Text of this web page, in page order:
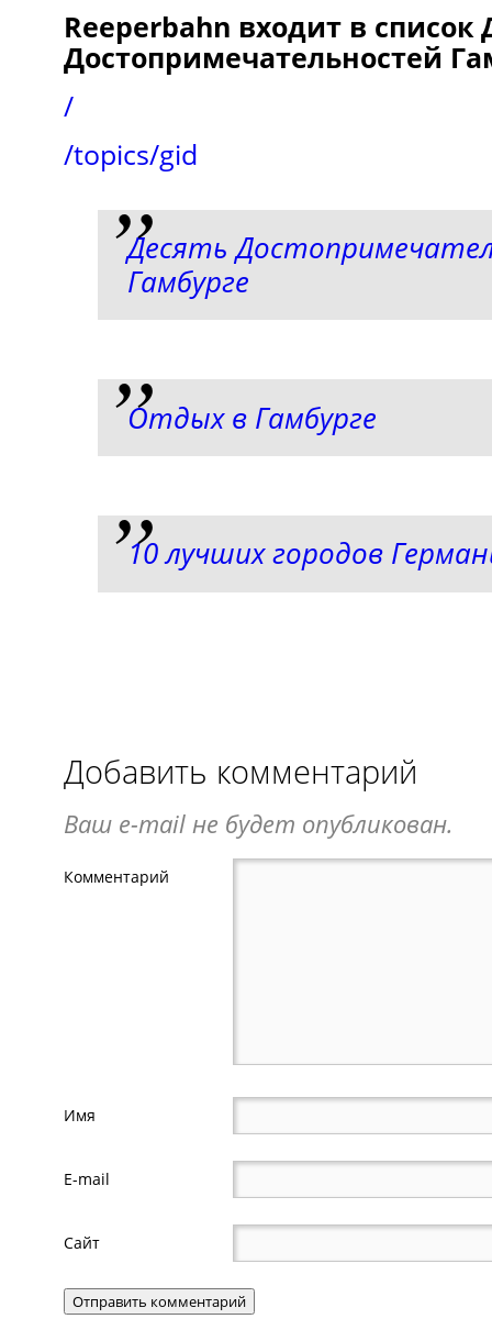
Reeperbahn входит в список
Достопримечательностей
/
/topics/gid
Десять
Гамбурге
Отдых в Гамбурге
10 лучших городов
Добавить комментарий
Ваш e-mail не будет опубликован.
Комментарий
Имя
E-mail
Сайт